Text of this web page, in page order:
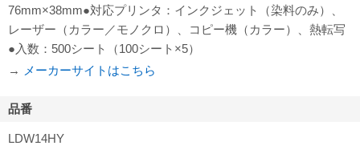
76mm×38mm●対応プリンタ：インクジェット（染料のみ）、
レーザー（カラー／モノクロ）、コピー機（カラー）、熱転写
●入数：500シート（100シート×5）
→
メーカーサイトはこちら
品番
LDW14HY